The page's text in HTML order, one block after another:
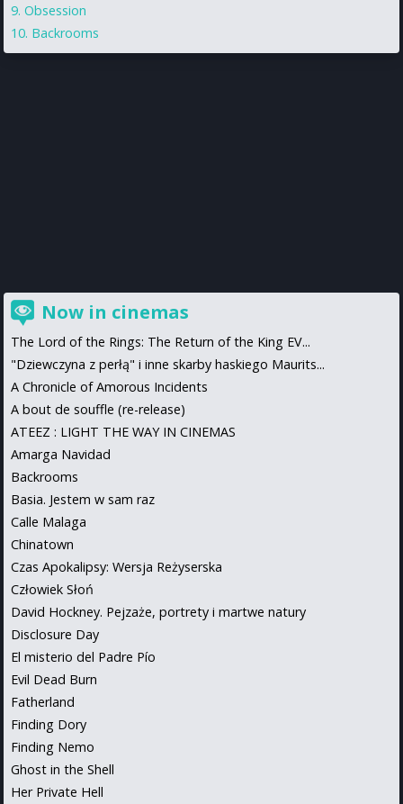
Obsession
Backrooms
Now in cinemas
The Lord of the Rings: The Return of the King EV...
"Dziewczyna z perłą" i inne skarby haskiego Maurits...
A Chronicle of Amorous Incidents
A bout de souffle (re-release)
ATEEZ : LIGHT THE WAY IN CINEMAS
Amarga Navidad
Backrooms
Basia. Jestem w sam raz
Calle Malaga
Chinatown
Czas Apokalipsy: Wersja Reżyserska
Człowiek Słoń
David Hockney. Pejzaże, portrety i martwe natury
Disclosure Day
El misterio del Padre Pío
Evil Dead Burn
Fatherland
Finding Dory
Finding Nemo
Ghost in the Shell
Her Private Hell